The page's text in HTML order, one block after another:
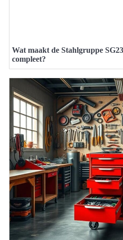
Wat maakt de Stahlgruppe
compleet?